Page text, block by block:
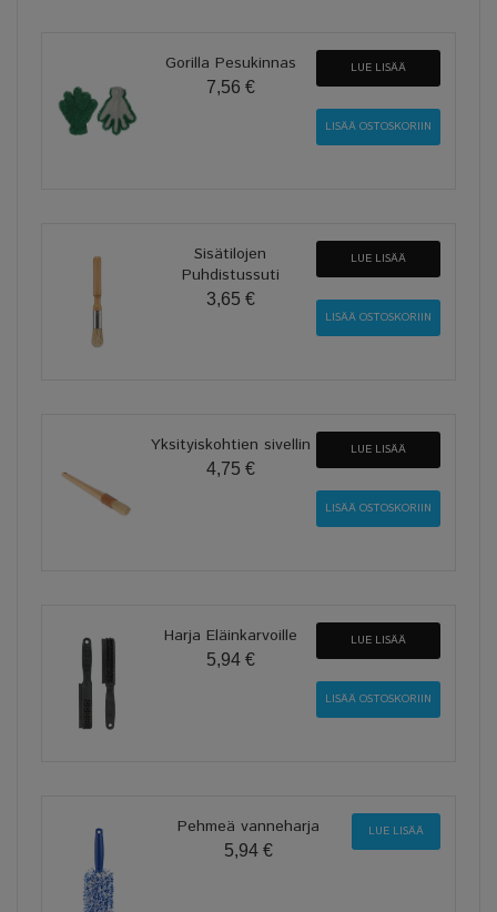
Gorilla Pesukinnas
7,56 €
LUE LISÄÄ
Sisätilojen
Puhdistussuti
3,65 €
LUE LISÄÄ
Yksityiskohtien sivellin
4,75 €
LUE LISÄÄ
Harja Eläinkarvoille
5,94 €
LUE LISÄÄ
Pehmeä vanneharja
5,94 €
LUE LISÄÄ